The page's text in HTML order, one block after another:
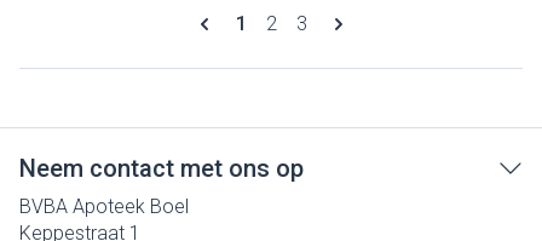
Pagina's
U lees momenteel pagina
1 Pagina
2 Pagina
3
Neem contact met ons op
BVBA Apoteek Boel
Keppestraat 1